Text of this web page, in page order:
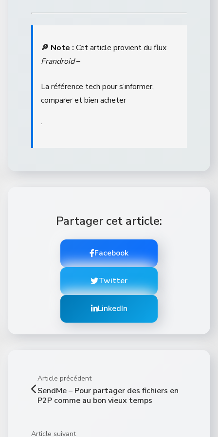
🔎 Note : Cet article provient du flux
Frandroid–
La référence tech pour s’informer,
comparer et bien acheter
.
Partager cet article:
Facebook
Twitter
LinkedIn
Article précédent
SendMe – Pour partager des fichiers en
P2P comme au bon vieux temps
Article suivant